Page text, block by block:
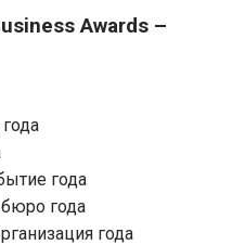
Awards –
года
бюро года
года